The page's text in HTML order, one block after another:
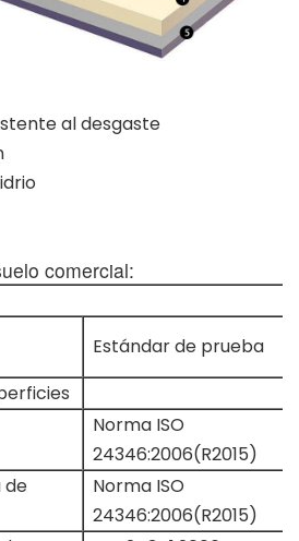
al desgaste
comercial:
Estándar de prueba
Norma ISO
24346:2006(R2015)
de
Norma ISO
24346:2006(R2015)